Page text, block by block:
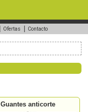
Ofertas Contacto
Guantes anticorte